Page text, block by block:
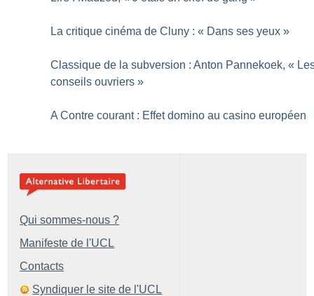
La critique cinéma de Cluny : « Dans ses yeux »
Classique de la subversion : Anton Pannekoek, «
conseils ouvriers »
A Contre courant : Effet domino au casino européen
Qui sommes-nous ?
Manifeste de l'UCL
Contacts
Syndiquer le site de l'UCL